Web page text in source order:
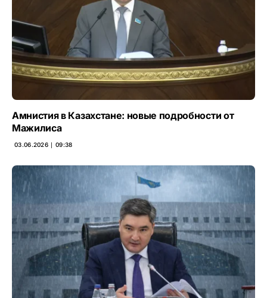
Амнистия в Казахстане: новые подробности от
Мажилиса
03.06.2026 ∣ 09:38